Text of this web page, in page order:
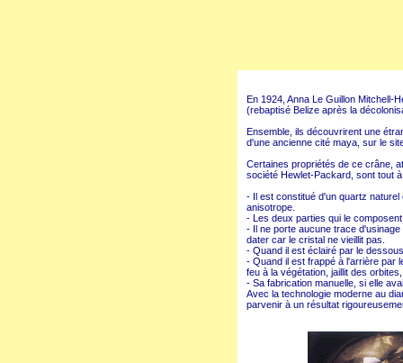
En 1924, Anna Le Guillon Mitchell-
(rebaptisé Belize après la
Ensemble, ils découvrirent une
d'une ancienne cité maya, sur le
Certaines propriétés de ce crâne,
société Hewlet-Packard, sont tout
- Il est constitué d'un quartz
anisotrope.
- Les deux parties qui le
- Il ne porte aucune trace
dater car le cristal ne vieillit pas.
- Quand il est éclairé par le
- Quand il est frappé à l'arrière par
feu à la végétation, jaillit des
- Sa fabrication manuelle, si elle
Avec la technologie moderne au
parvenir à un résultat